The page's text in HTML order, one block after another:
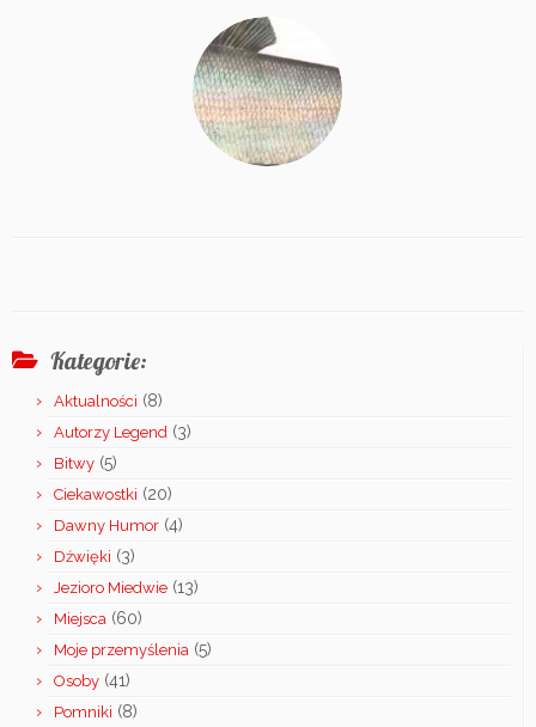
Kategorie:
Aktualności (8)
Autorzy Legend (3)
Bitwy (5)
Ciekawostki (20)
Dawny Humor (4)
Dźwięki (3)
Jezioro Miedwie (13)
Miejsca (60)
Moje przemyślenia (5)
Osoby (41)
Pomniki (8)